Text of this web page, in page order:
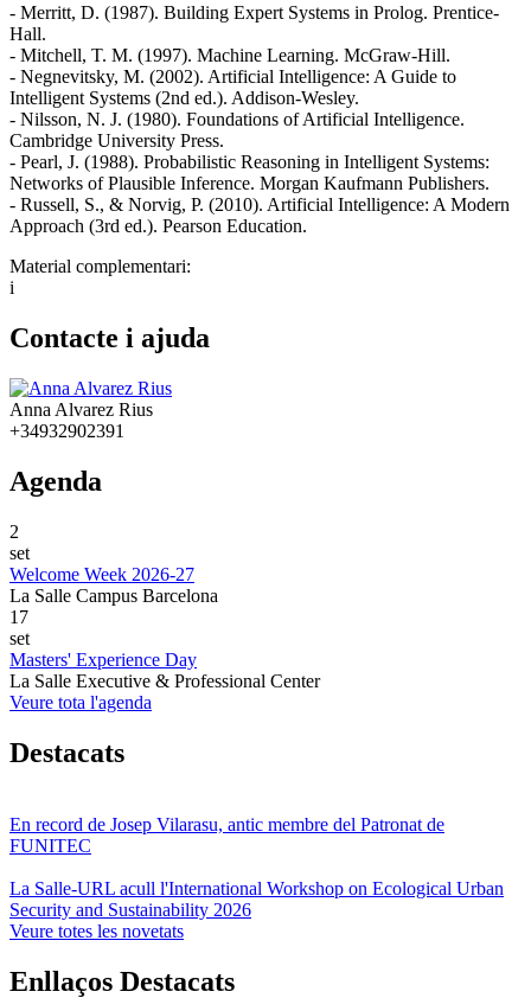
- Merritt, D. (1987). Building Expert Systems in Prolog. Prentice-
Hall.
- Mitchell, T. M. (1997). Machine Learning. McGraw-Hill.
- Negnevitsky, M. (2002). Artificial Intelligence: A Guide to
Intelligent Systems (2nd ed.). Addison-Wesley.
- Nilsson, N. J. (1980). Foundations of Artificial Intelligence.
Cambridge University Press.
- Pearl, J. (1988). Probabilistic Reasoning in Intelligent Systems:
Networks of Plausible Inference. Morgan Kaufmann Publishers.
- Russell, S., & Norvig, P. (2010). Artificial Intelligence: A Modern
Approach (3rd ed.). Pearson Education.
Material complementari:
i
Contacte i ajuda
Anna Alvarez Rius
+34932902391
Agenda
2
set
Welcome Week 2026-27
La Salle Campus Barcelona
17
set
Masters' Experience Day
La Salle Executive & Professional Center
Veure tota l'agenda
Destacats
En record de Josep Vilarasu, antic membre del Patronat de
FUNITEC
La Salle-URL acull l'International Workshop on Ecological Urban
Security and Sustainability 2026
Veure totes les novetats
Enllaços Destacats